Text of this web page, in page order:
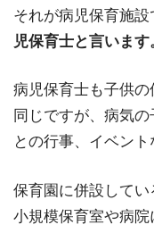
それが病児保育施設
児保育士と言います
病児保育士も子供
同じですが、病気
との行事、イベント
保育園に併設して
小規模保育室や病